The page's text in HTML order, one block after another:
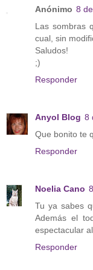
Anónimo 8
Las sombras
cual, sin
Saludos!
;)
Responder
Anyol Blog 8
Que bonito te
Responder
Noelia Cano
Tu ya sabes
Además el
espectacular
Responder